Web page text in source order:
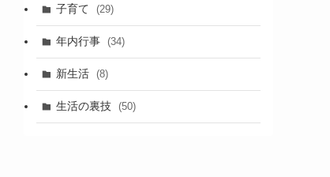
子育て (29)
年内行事 (34)
新生活 (8)
生活の裏技 (50)